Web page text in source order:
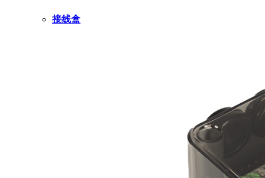
接线盒